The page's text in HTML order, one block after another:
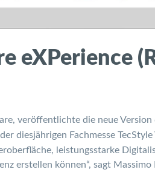
eXPerience
veröffentlichte die neue
diesjährigen Fachmesse
leistungsstarke
erstellen können“, sagt Massimo